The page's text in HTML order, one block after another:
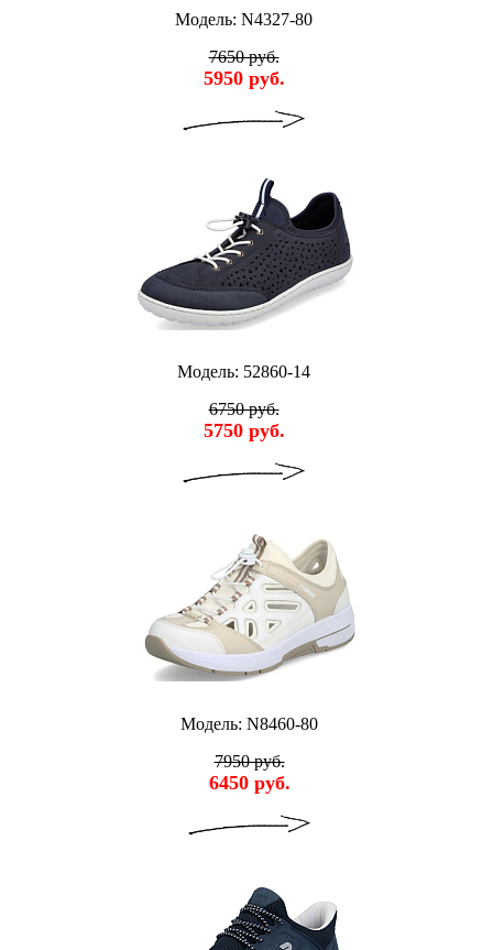
Модель: N4327-80
7650 руб.
5950 руб.
Модель: 52860-14
6750 руб.
5750 руб.
Модель: N8460-80
7950 руб.
6450 руб.